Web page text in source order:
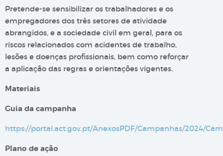
Pretende-se sensibilizar os trabalhadores e os
empregadores dos três setores de atividade
abrangidos, e a sociedade civil em geral, para os
riscos relacionados com acidentes de trabalho,
lesões e doenças profissionais, bem como reforçar
a aplicação das regras e orientações vigentes.
Materiais
Guia da campanha​
https://portal.act.gov.pt/AnexosPDF/Campanhas/2024/
Plano de ação​